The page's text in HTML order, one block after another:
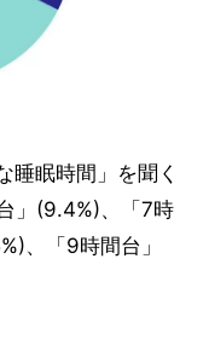
睡眠時間」を聞く
」(9.4%)、「7時
、「9時間台」